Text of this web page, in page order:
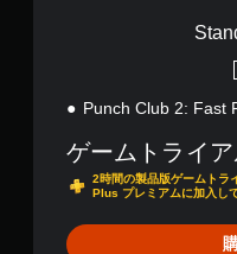
Punch Club 2: Fast
ゲームトライ
2時間の製品版ゲームト
Plus プレミアムに加入し
覚
不
快
を
間
に
ボ
タ
ン
イ
き
ま
す
。